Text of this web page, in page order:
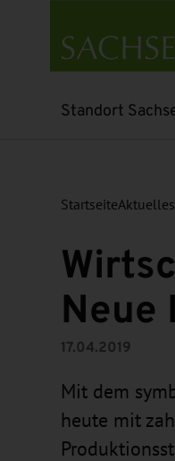
Standort
Untermenü
Startseite
17.04.2019
Mit dem
heute mit